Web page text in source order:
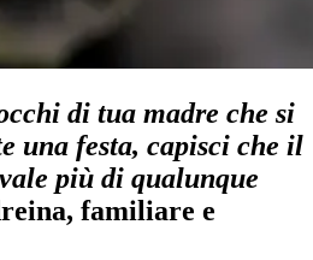
di tua madre che si
una festa, capisci che il
più di qualunque
, familiare e